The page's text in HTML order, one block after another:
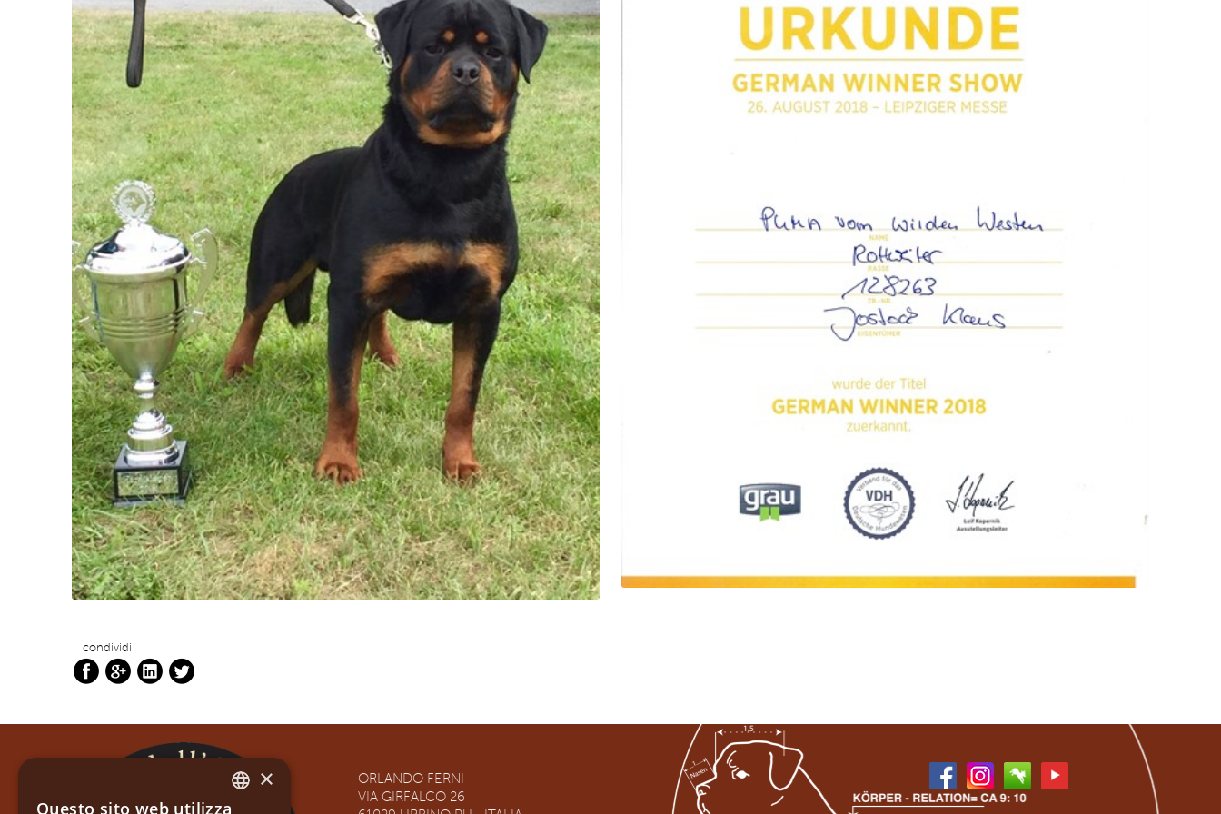
condividi
ORLANDO FERNI
VIA GIRFALCO 26
×
Questo sito web utilizza